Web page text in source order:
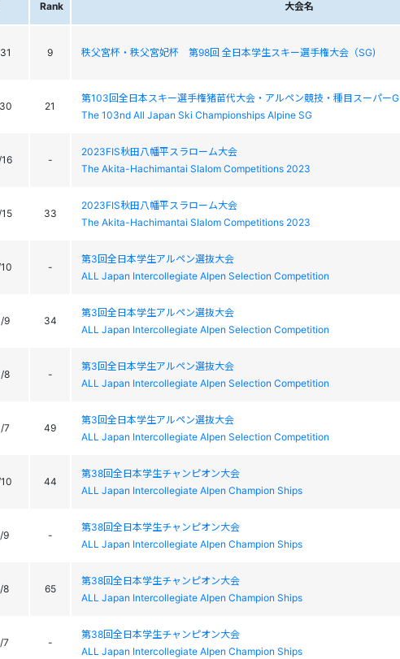
Rank 大会名
9 秩父宮杯・秩父宮妃杯 第98回 全日本学生スキー選手権大会（SG)
21
第103回全日本スキー選手権猪苗代大会・アルペン競技・種目スーパーG
The 103nd All Japan Ski Championships Alpine SG
-
2023FIS秋田八幡平スラローム大会
The Akita-Hachimantai Slalom Competitions 2023
33
2023FIS秋田八幡平スラローム大会
The Akita-Hachimantai Slalom Competitions 2023
-
第3回全日本学生アルペン選抜大会
ALL Japan Intercollegiate Alpen Selection Competition
9 34
第3回全日本学生アルペン選抜大会
ALL Japan Intercollegiate Alpen Selection Competition
8 -
第3回全日本学生アルペン選抜大会
ALL Japan Intercollegiate Alpen Selection Competition
7 49
第3回全日本学生アルペン選抜大会
ALL Japan Intercollegiate Alpen Selection Competition
44
第38回全日本学生チャンピオン大会
ALL Japan Intercollegiate Alpen Champion Ships
9 -
第38回全日本学生チャンピオン大会
ALL Japan Intercollegiate Alpen Champion Ships
8 65
第38回全日本学生チャンピオン大会
ALL Japan Intercollegiate Alpen Champion Ships
7 -
第38回全日本学生チャンピオン大会
ALL Japan Intercollegiate Alpen Champion Ships